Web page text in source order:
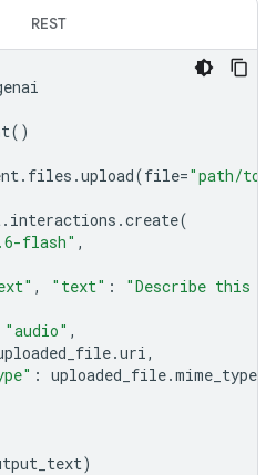
REST
()
. files .upload(file="path/to/
. interactions .create(
flash" ,
, "text" :
"Describe this
"audio" ,
.uri ,
: uploaded_file.mime_type
)